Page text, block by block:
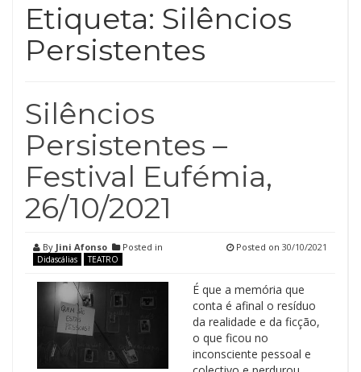
Etiqueta: Silêncios
Persistentes
Silêncios
Persistentes –
Festival Eufémia,
26/10/2021
By Jini Afonso Posted in
Didascálias TEATRO
Posted on 30/10/2021
É que a memória que
conta é afinal o resíduo
da realidade e da ficção,
o que ficou no
inconsciente pessoal e